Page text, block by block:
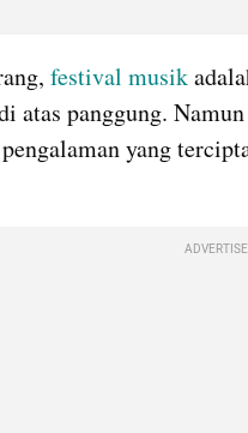
festival musik
atas panggung.
yang